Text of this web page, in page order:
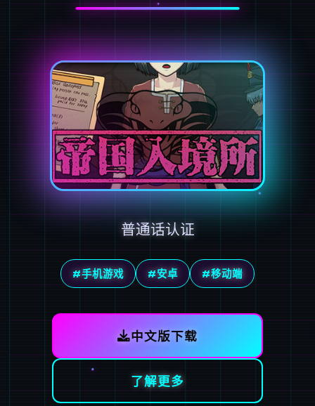
普通话认证
#手机游戏 #安卓 #移动端
中文版下载
了解更多